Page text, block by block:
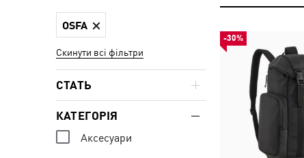
-30%
OSFA
Скинути всі фільтри
СТАТЬ
КАТЕГОРІЯ
Аксесуари